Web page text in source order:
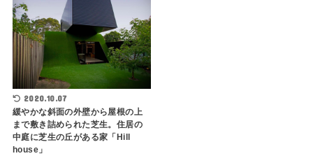
2020.10.07
緩やかな斜面の外壁から屋根の上
まで敷き詰められた芝生。住居の
中庭に芝生の丘がある家「Hill
house」